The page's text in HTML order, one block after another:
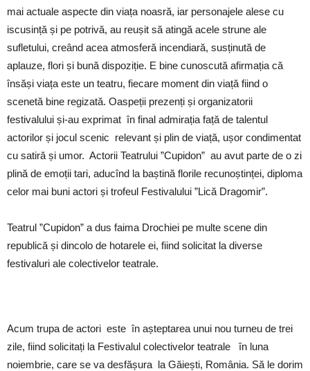
mai actuale aspecte din viața noasră, iar personajele alese cu
iscusință și pe potrivă, au reușit să atingă acele strune ale
sufletului, creând acea atmosferă incendiară, susținută de
aplauze, flori și bună dispoziție. E bine cunoscută afirmația că
însăși viața este un teatru, fiecare moment din viață fiind o
scenetă bine regizată. Oaspeții prezenți și organizatorii
festivalului și-au exprimat în final admirația față de talentul
actorilor și jocul scenic relevant și plin de viață, ușor condimentat
cu satiră și umor. Actorii Teatrului ”Cupidon” au avut parte de o zi
plină de emoții tari, aducînd la baștină florile recunoștinței, diploma
celor mai buni actori și trofeul Festivalului ”Lică Dragomir”.
Teatrul ”Cupidon” a dus faima Drochiei pe multe scene din
republică și dincolo de hotarele ei, fiind solicitat la diverse
festivaluri ale colectivelor teatrale.
Acum trupa de actori este în așteptarea unui nou turneu de trei
zile, fiind solicitați la Festivalul colectivelor teatrale în luna
noiembrie, care se va desfășura la Găiești, România. Să le dorim